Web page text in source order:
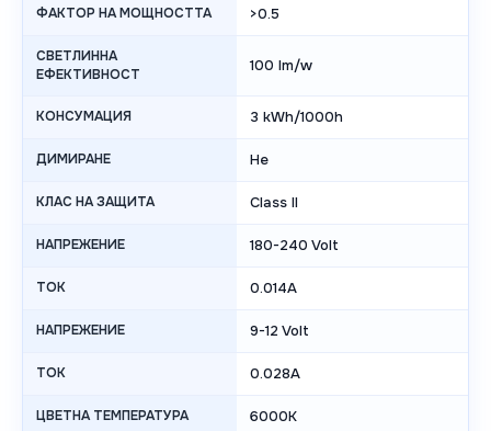
ФАКТОР НА МОЩНОСТТА >0.5
СВЕТЛИННА
ЕФЕКТИВНОСТ
100 lm/w
КОНСУМАЦИЯ 3 kWh/1000h
ДИМИРАНЕ Не
КЛАС НА ЗАЩИТА Class II
НАПРЕЖЕНИЕ 180-240 Volt
ТОК 0.014А
НАПРЕЖЕНИЕ 9-12 Volt
ТОК 0.028А
ЦВЕТНА ТЕМПЕРАТУРА 6000K